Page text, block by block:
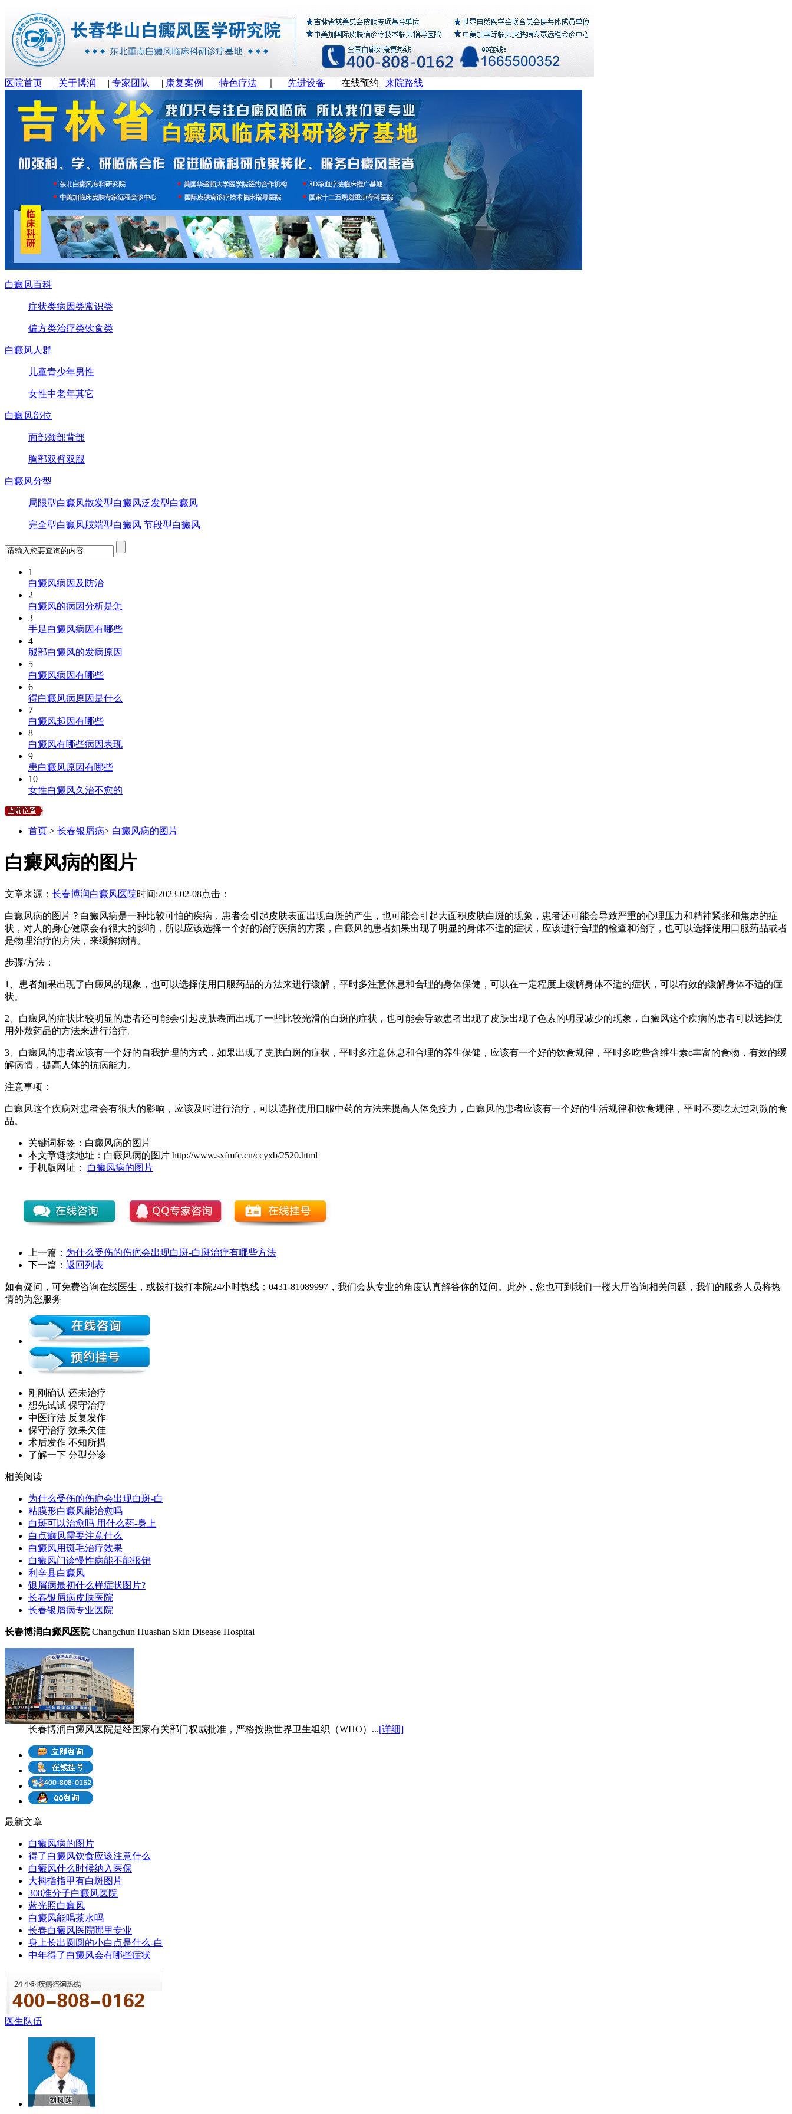
医院首页 | 关于博润 | 专家团队 | 康复案例 | 特色疗法 先进设备 | 在线预约 | 来院路线
白癜风百科
症状类病因类常识类
偏方类治疗类饮食类
白癜风人群
儿童青少年男性
女性中老年其它
白癜风部位
面部颈部背部
胸部双臂双腿
白癜风分型
局限型白癜风散发型白癜风泛发型白癜风
完全型白癜风肢端型白癜风 节段型白癜风
1
白癜风病因及防治
2
白癜风的病因分析是怎
3
手足白癜风病因有哪些
4
腿部白癜风的发病原因
5
白癜风病因有哪些
6
得白癜风病原因是什么
7
白癜风起因有哪些
8
白癜风有哪些病因表现
9
患白癜风原因有哪些
10
女性白癜风久治不愈的
首页 > 长春银屑病> 白癜风病的图片
白癜风病的图片
文章来源： 长春博润白癜风医院时间:2023-02-08点击：
白癜风病的图片？白癜风病是一种比较可怕的疾病，患者会引起皮肤表面出现白斑的产生，也可能会引起大面积皮肤白斑的现象，患者还可能会导致严重的心理压力和精神紧张和焦虑的症
状，对人的身心健康会有很大的影响，所以应该选择一个好的治疗疾病的方案，白癜风的患者如果出现了明显的身体不适的症状，应该进行合理的检查和治疗，也可以选择使用口服药品或者
是物理治疗的方法，来缓解病情。
步骤/方法：
1、患者如果出现了白癜风的现象，也可以选择使用口服药品的方法来进行缓解，平时多注意休息和合理的身体保健，可以在一定程度上缓解身体不适的症状，可以有效的缓解身体不适的症
状。
2、白癜风的症状比较明显的患者还可能会引起皮肤表面出现了一些比较光滑的白斑的症状，也可能会导致患者出现了皮肤出现了色素的明显减少的现象，白癜风这个疾病的患者可以选择使
用外敷药品的方法来进行治疗。
3、白癜风的患者应该有一个好的自我护理的方式，如果出现了皮肤白斑的症状，平时多注意休息和合理的养生保健，应该有一个好的饮食规律，平时多吃些含维生素c丰富的食物，有效的缓
解病情，提高人体的抗病能力。
注意事项：
白癜风这个疾病对患者会有很大的影响，应该及时进行治疗，可以选择使用口服中药的方法来提高人体免疫力，白癜风的患者应该有一个好的生活规律和饮食规律，平时不要吃太过刺激的食
品。
关键词标签： 白癜风病的图片
本文章链接地址： 白癜风病的图片 http://www.sxfmfc.cn/ccyxb/2520.html
手机版网址：
白癜风病的图片
上一篇： 为什么受伤的伤疤会出现白斑-白斑治疗有哪些方法
下一篇： 返回列表
如有疑问，可免费咨询在线医生，或拨打拨打本院24小时热线：0431-81089997，我们会从专业的角度认真解答你的疑问。此外，您也可到我们一楼大厅咨询相关问题，我们的服务人员将热
情的为您服务
刚刚确认 还未治疗
想先试试 保守治疗
中医疗法 反复发作
保守治疗 效果欠佳
术后发作 不知所措
了解一下 分型分诊
相关阅读
为什么受伤的伤疤会出现白斑-白
粘膜形白癜风能治愈吗
白斑可以治愈吗 用什么药-身上
白点癫风需要注意什么
白癜风用斑毛治疗效果
白癜风门诊慢性病能不能报销
利辛县白癜风
银屑病最初什么样症状图片?
长春银屑病皮肤医院
长春银屑病专业医院
长春博润白癜风医院 Changchun Huashan Skin Disease Hospital
长春博润白癜风医院是经国家有关部门权威批准，严格按照世界卫生组织（WHO）...[详细]
最新文章
白癜风病的图片
得了白癜风饮食应该注意什么
白癜风什么时候纳入医保
大拇指指甲有白斑图片
308准分子白癜风医院
蓝光照白癜风
白癜风能喝茶水吗
长春白癜风医院哪里专业
身上长出圆圆的小白点是什么-白
中年得了白癜风会有哪些症状
医生队伍